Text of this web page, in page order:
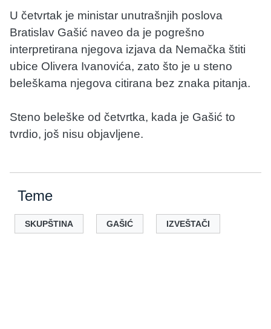
U četvrtak je ministar unutrašnjih poslova
Bratislav Gašić naveo da je pogrešno
interpretirana njegova izjava da Nemačka štiti
ubice Olivera Ivanovića, zato što je u steno
beleškama njegova citirana bez znaka pitanja.
Steno beleške od četvrtka, kada je Gašić to
tvrdio, još nisu objavljene.
Teme
SKUPŠTINA GAŠIĆ IZVEŠTAČI